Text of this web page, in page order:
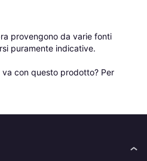
provengono da varie fonti
puramente indicative.
con questo prodotto? Per